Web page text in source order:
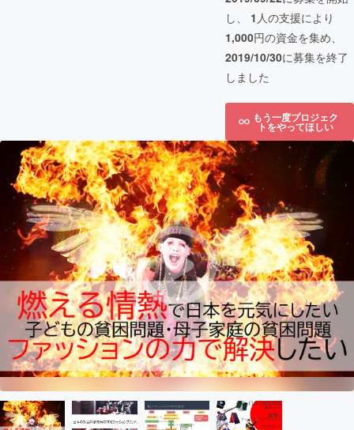
し、 1 人の支援により
1,000円の資金を集め、
2019/10/30に募集を終了
しました
もう一度プロジェク
トをやってほしい